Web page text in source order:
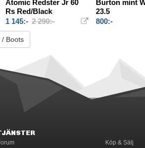
Atomic Redster Jr 60
Rs Red/Black
1 145:- 2 290:-
Burton mint
23.5
800:-
/ Boots
Köp & Sälj